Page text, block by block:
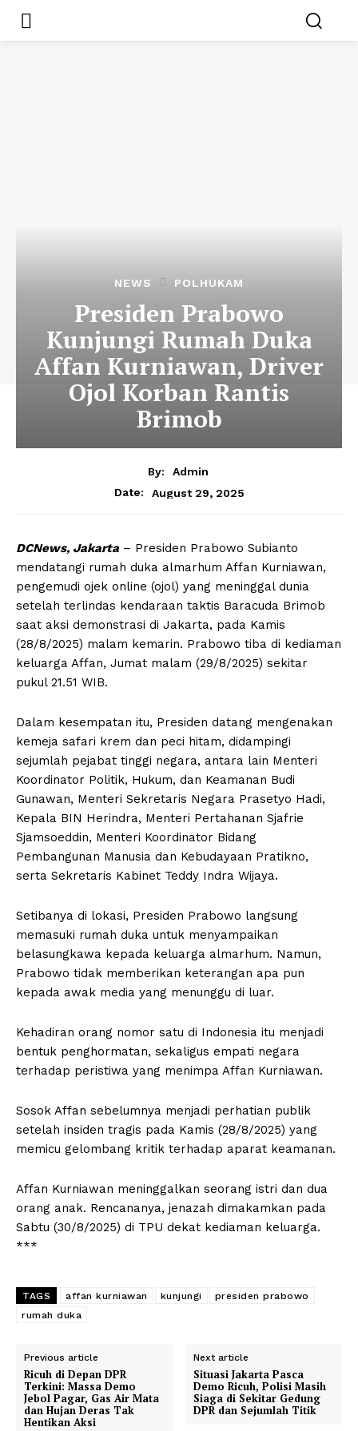
NEWS POLHUKAM
Presiden Prabowo
Kunjungi Rumah Duka
Affan Kurniawan, Driver
Ojol Korban Rantis
Brimob
By:
Admin
Date:
August 29, 2025
DCNews, Jakarta – Presiden Prabowo Subianto
mendatangi rumah duka almarhum Affan Kurniawan,
pengemudi ojek online (ojol) yang meninggal dunia
setelah terlindas kendaraan taktis Baracuda Brimob
saat aksi demonstrasi di Jakarta, pada Kamis
(28/8/2025) malam kemarin. Prabowo tiba di kediaman
keluarga Affan, Jumat malam (29/8/2025) sekitar
pukul 21.51 WIB.
Dalam kesempatan itu, Presiden datang mengenakan
kemeja safari krem dan peci hitam, didampingi
sejumlah pejabat tinggi negara, antara lain Menteri
Koordinator Politik, Hukum, dan Keamanan Budi
Gunawan, Menteri Sekretaris Negara Prasetyo Hadi,
Kepala BIN Herindra, Menteri Pertahanan Sjafrie
Sjamsoeddin, Menteri Koordinator Bidang
Pembangunan Manusia dan Kebudayaan Pratikno,
serta Sekretaris Kabinet Teddy Indra Wijaya.
Setibanya di lokasi, Presiden Prabowo langsung
memasuki rumah duka untuk menyampaikan
belasungkawa kepada keluarga almarhum. Namun,
Prabowo tidak memberikan keterangan apa pun
kepada awak media yang menunggu di luar.
Kehadiran orang nomor satu di Indonesia itu menjadi
bentuk penghormatan, sekaligus empati negara
terhadap peristiwa yang menimpa Affan Kurniawan.
Sosok Affan sebelumnya menjadi perhatian publik
setelah insiden tragis pada Kamis (28/8/2025) yang
memicu gelombang kritik terhadap aparat keamanan.
Affan Kurniawan meninggalkan seorang istri dan dua
orang anak. Rencananya, jenazah dimakamkan pada
Sabtu (30/8/2025) di TPU dekat kediaman keluarga.
***
TAGS affan kurniawan kunjungi
presiden prabowo
rumah duka
Previous article
Ricuh di Depan DPR
Terkini: Massa Demo
Jebol Pagar, Gas Air Mata
dan Hujan Deras Tak
Hentikan Aksi
Next article
Situasi Jakarta Pasca
Demo Ricuh, Polisi Masih
Siaga di Sekitar Gedung
DPR dan Sejumlah Titik